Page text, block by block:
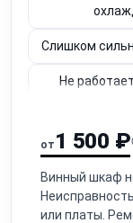
Слишком
Не
Не
Для
от 1 500 ₽
Винный шкаф
или платы.